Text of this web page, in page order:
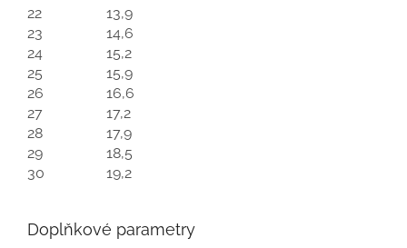
22
13,9
23
14,6
24
15,2
25
15,9
26
16,6
27
17,2
28
17,9
29
18,5
30
19,2
Doplňkové parametry